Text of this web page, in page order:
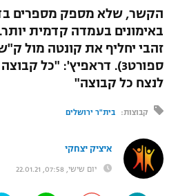
תוצאות
לוח שידורים
ברחבה
"מעל הליגה" – פודקאסט
הפועל תל אביב
הפועל חיפה
הפועל באר שבע
בני יהודה
ליגה הולנדית
ליגה טורקית
ליגה סינית
ליגה ברזילאית
ליגות נוספות
דני אבדיה
שחייה
ג'ודו
אגרוף
ספורט אולימפי
UFC
היאבקות WWE
הקשר, שלא מספק מספרים
באימונים בעמדה קדמית
ספורט3). דראפיץ': "כל
לנצח כל קבוצה"
קבוצות: בית"ר ירושלים
איציק יצחקי
יום שישי, 07:58, 22.01.21